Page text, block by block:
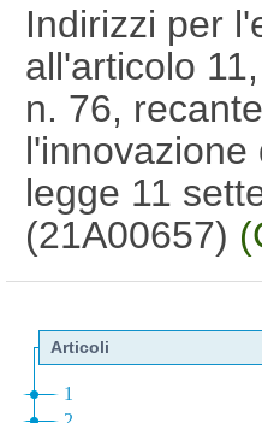
Indirizzi per
all'articolo
n. 76,
legge 11
(21A00657)